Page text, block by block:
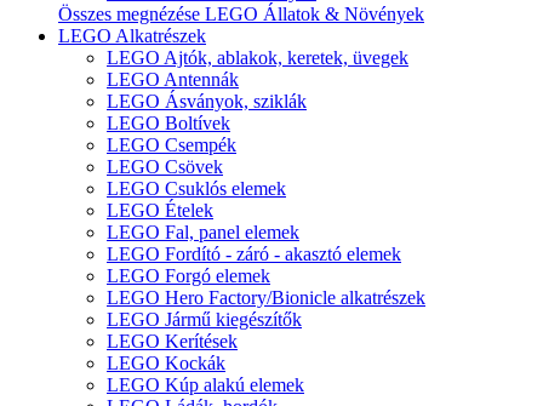
Összes megnézése LEGO Állatok & Növények
LEGO Alkatrészek
LEGO Ajtók, ablakok, keretek, üvegek
LEGO Antennák
LEGO Ásványok, sziklák
LEGO Boltívek
LEGO Csempék
LEGO Csövek
LEGO Csuklós elemek
LEGO Ételek
LEGO Fal, panel elemek
LEGO Fordító - záró - akasztó elemek
LEGO Forgó elemek
LEGO Hero Factory/Bionicle alkatrészek
LEGO Jármű kiegészítők
LEGO Kerítések
LEGO Kockák
LEGO Kúp alakú elemek